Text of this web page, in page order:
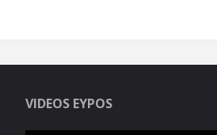
VIDEOS EYPOS